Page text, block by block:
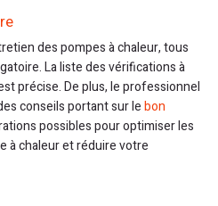
des pompes à chaleur, tous
La liste des vérifications à
précise. De plus, le professionnel
conseils portant sur lebon
possibles pour optimiser les
à chaleur et réduire votre